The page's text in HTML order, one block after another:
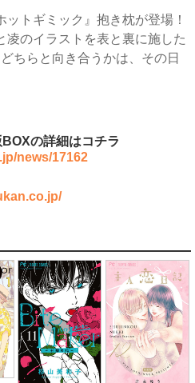
トギミック』抱き枕が登場！
凌のイラストを表と裏に施した
ちらと向き合うかは、その日
の詳細はコチラ
news/17162